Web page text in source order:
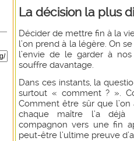
La décision la plus
Décider de mettre fin à la
l’on prend à la légère. On
l’envie de le garder à
souffre davantage.
Dans ces instants, la
surtout « comment ? ».
Comment être sûr que
chaque maître l’a déjà
compagnon vers une fin
peut-être l’ultime preuve